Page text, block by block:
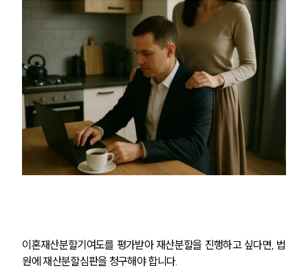
이혼재산분할기여도를 평가받아 재산분할을 진행하고 싶다면, 법
원에 재산분할심판을 청구해야 합니다.